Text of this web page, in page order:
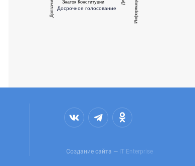
Досрочное голосование
Знаток Конституции
Создание сайта — IT Enterprise